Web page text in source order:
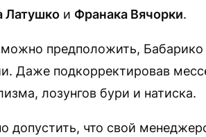
Латушко и Франака Вячорки.
предположить,
Даже подкорректировав
лозунгов бури и натиска.
допустить, что свой